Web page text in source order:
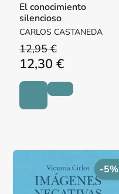
El conocimiento
silencioso
CARLOS CASTANEDA
12,95 €
12,30 €
-5%